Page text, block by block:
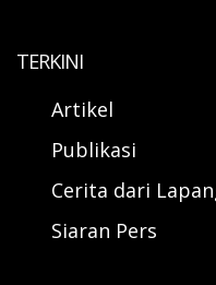
TERKINI
Artikel
Publikasi
Cerita dari
Siaran Pers